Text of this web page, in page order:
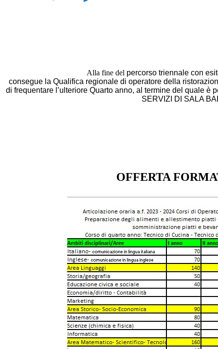
Alla fine del percorso triennalecon
consegue la Qualifica regionale di operatore della
di frequentare l’ulteriore Quarto anno, al termine del quale è
SERVIZI DI SALA
OFFERTA